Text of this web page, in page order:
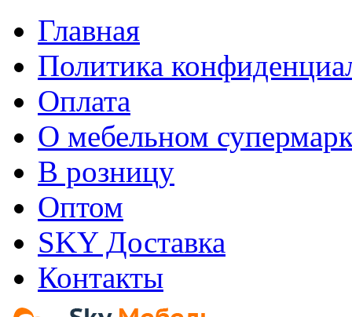
Главная
Политика
Оплата
О мебельном
В розницу
Оптом
SKY Доставка
Контакты